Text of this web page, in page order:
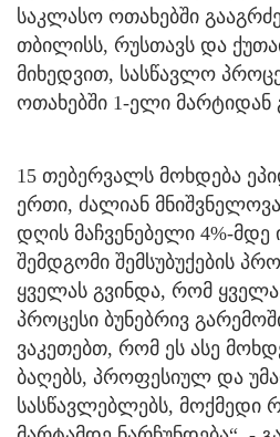
საკლასო ოთახებში
თბილისს, რუსთავს და
მიხედვით, სასწავლო
ოთახებში 1-ელი
15 თებერვალს მოხდება
ერთი, ძალიან
დღის მაჩვენებელი 4%-მდე
შემდგომი შემსუბუქების
ყველას გვინდა, რომ
პროცესი ბუნებრივ
ვაკეთებთ, რომ ეს ასე
ბაღებს, პროფესიულ და
სასწავლებლებს, მოქმედი